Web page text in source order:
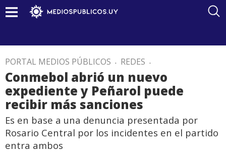
PORTAL MEDIOS PÚBLICOS . REDES .
Conmebol abrió un nuevo
expediente y Peñarol puede
recibir más sanciones
Es en base a una denuncia presentada por
Rosario Central por los incidentes en el partido
entra ambos